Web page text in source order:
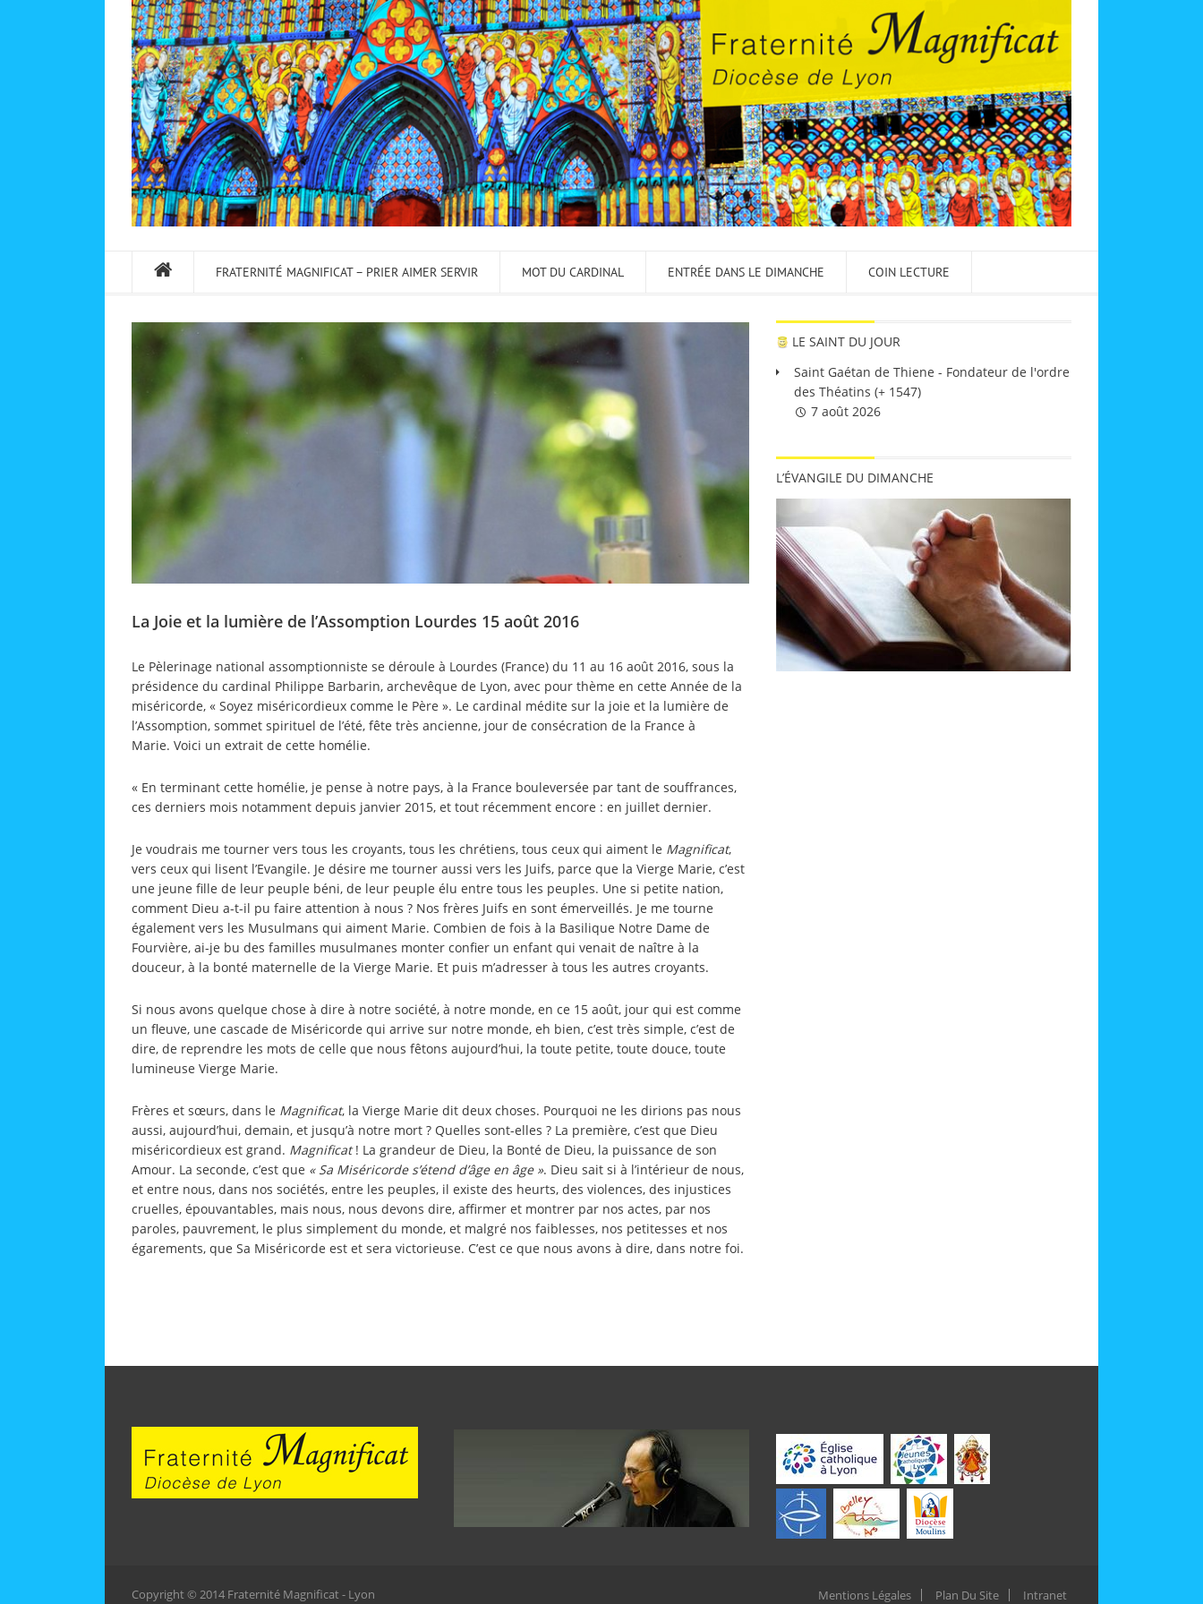
FRATERNITÉ MAGNIFICAT – PRIER AIMER SERVIR MOT DU CARDINAL ENTRÉE DANS LE DIMANCHE COIN LECTURE
La Joie et la lumière de l’Assomption Lourdes 15 août 2016
Le Pèlerinage national assomptionniste se déroule à Lourdes (France) du 11 au 16 août 2016, sous la
présidence du cardinal Philippe Barbarin, archevêque de Lyon, avec pour thème en cette Année de la
miséricorde, « Soyez miséricordieux comme le Père ». Le cardinal médite sur la joie et la lumière de
l’Assomption, sommet spirituel de l’été, fête très ancienne, jour de consécration de la France à
Marie. Voici un extrait de cette homélie.
« En terminant cette homélie, je pense à notre pays, à la France bouleversée par tant de souffrances,
ces derniers mois notamment depuis janvier 2015, et tout récemment encore : en juillet dernier.
Je voudrais me tourner vers tous les croyants, tous les chrétiens, tous ceux qui aiment le Magnificat,
vers ceux qui lisent l’Evangile. Je désire me tourner aussi vers les Juifs, parce que la Vierge Marie, c’est
une jeune fille de leur peuple béni, de leur peuple élu entre tous les peuples. Une si petite nation,
comment Dieu a-t-il pu faire attention à nous ? Nos frères Juifs en sont émerveillés. Je me tourne
également vers les Musulmans qui aiment Marie. Combien de fois à la Basilique Notre Dame de
Fourvière, ai-je bu des familles musulmanes monter confier un enfant qui venait de naître à la
douceur, à la bonté maternelle de la Vierge Marie. Et puis m’adresser à tous les autres croyants.
Si nous avons quelque chose à dire à notre société, à notre monde, en ce 15 août, jour qui est comme
un fleuve, une cascade de Miséricorde qui arrive sur notre monde, eh bien, c’est très simple, c’est de
dire, de reprendre les mots de celle que nous fêtons aujourd’hui, la toute petite, toute douce, toute
lumineuse Vierge Marie.
Frères et sœurs, dans le Magnificat, la Vierge Marie dit deux choses. Pourquoi ne les dirions pas nous
aussi, aujourd’hui, demain, et jusqu’à notre mort ? Quelles sont-elles ? La première, c’est que Dieu
miséricordieux est grand. Magnificat! La grandeur de Dieu, la Bonté de Dieu, la puissance de son
Amour. La seconde, c’est que « Sa Miséricorde s’étend d’âge en âge ». Dieu sait si à l’intérieur de nous,
et entre nous, dans nos sociétés, entre les peuples, il existe des heurts, des violences, des injustices
cruelles, épouvantables, mais nous, nous devons dire, affirmer et montrer par nos actes, par nos
paroles, pauvrement, le plus simplement du monde, et malgré nos faiblesses, nos petitesses et nos
égarements, que Sa Miséricorde est et sera victorieuse. C’est ce que nous avons à dire, dans notre foi.
LE SAINT DU JOUR
Saint Gaétan de Thiene - Fondateur de l'ordre
des Théatins (+ 1547)
7 août 2026
L’ÉVANGILE DU DIMANCHE
Copyright © 2014 Fraternité Magnificat - Lyon Mentions Légales Plan Du Site Intranet